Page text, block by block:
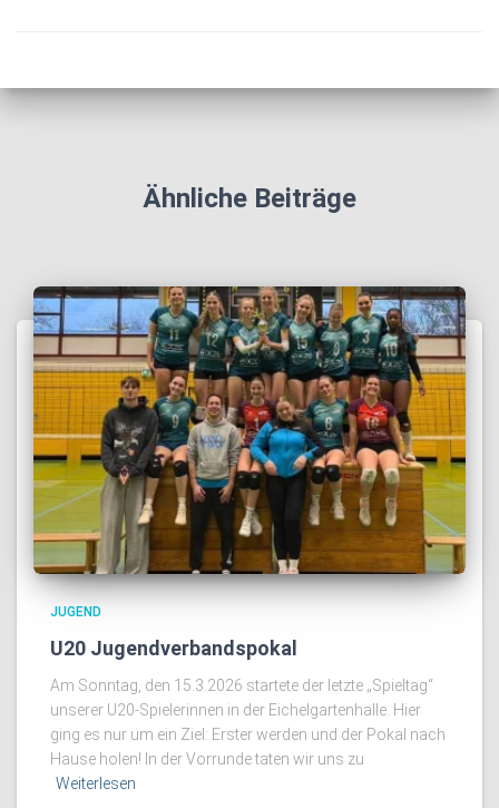
Ähnliche Beiträge
JUGEND
U20 Jugendverbandspokal
Am Sonntag, den 15.3.2026 startete der letzte „Spieltag“
unserer U20-Spielerinnen in der Eichelgartenhalle. Hier
ging es nur um ein Ziel: Erster werden und der Pokal nach
Hause holen! In der Vorrunde taten wir uns zu
Weiterlesen